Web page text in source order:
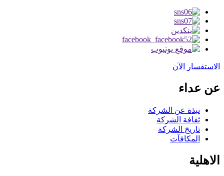
الاستفسار الآن
عن عداء
نبذة عن الشركة
ثقافة الشركة
تاريخ الشركة
المكافآت
الاهلية